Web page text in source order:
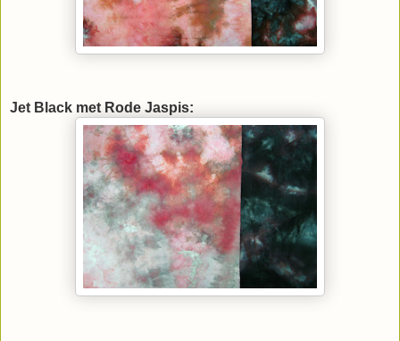
Jet Black met Rode Jaspis: